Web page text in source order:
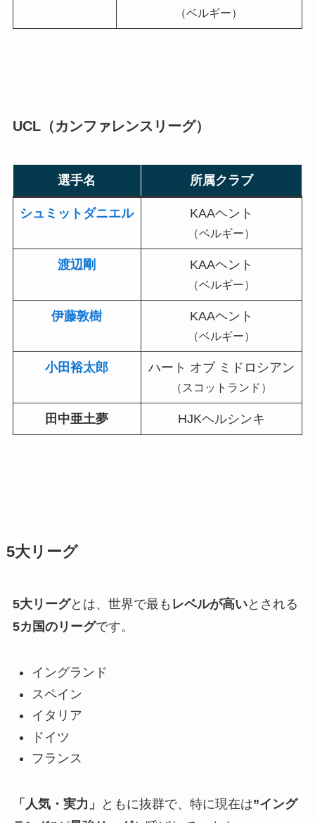
（ベルギー）
UCL（カンファレンスリーグ）
選手名 所属クラブ
シュミットダニエル KAAヘント
（ベルギー）
渡辺剛 KAAヘント
（ベルギー）
伊藤敦樹 KAAヘント
（ベルギー）
小田裕太郎 ハート オブ ミドロシアン
（スコットランド）
田中亜土夢 HJKヘルシンキ
5大リーグ
5大リーグとは、世界で最も レベルが高いとされる
5カ国のリーグです。
イングランド
スペイン
イタリア
ドイツ
フランス
「人気・実力」 ともに抜群で、特に現在は”イング